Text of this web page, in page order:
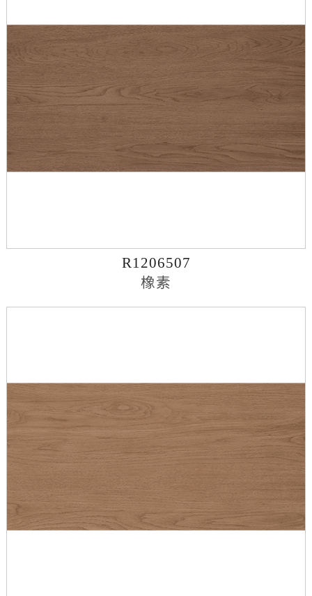
R1206507
橡素